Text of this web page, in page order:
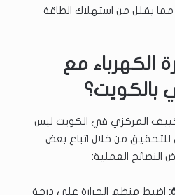
مما يقلل من استهلاك الطاقة
الكهرباء مع
بالكويت؟
المركزي في الكويت ليس
من خلال اتباع بعض
النصائح العملية:
اضبط منظم الحرارة على درجة